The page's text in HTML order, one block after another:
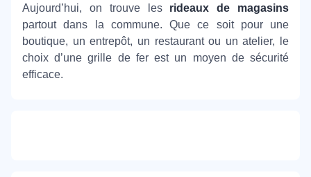
Aujourd’hui, on trouve les rideaux de magasins
partout dans la commune. Que ce soit pour une
boutique, un entrepôt, un restaurant ou un atelier, le
choix d’une grille de fer est un moyen de sécurité
efficace.